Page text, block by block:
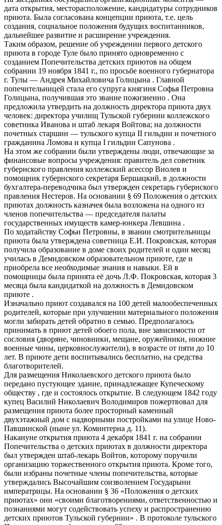
дата открытия, месторасположение, кандидатуры сотрудников
приюта. Была согласована концепции приюта, т.е. цель
создания, социальное положения будущих воспитанников,
дальнейшее развитие и расширение учреждения.
Таким образом, решение об учреждении первого детского
приюта в городе Туле было принято одновременно с
созданием Попечительства детских приютов на общем
собрании 19 ноября 1841 г., по просьбе военного губернатора
г. Тулы — Андрея Михайловича Голицына . Главной
попечительницей стала его супруга княгиня Софья Петровна
Голицына, получившая это звание пожизненно . Она
предложила утвердить на должность директора приюта двух
человек: директора училищ Тульской губернии коллежского
советника Иванова и штаб лекаря Войтова; на должности
почетных старшин — тульского купца II гильдии и почетного
гражданина Ломова и купца I гильдии Сапунова .
На этом же собрании были утверждены люди, отвечающие за
финансовые вопросы учреждения: правитель дел советник
губернского правления коллежский асессор Виолев и
помощник губернского секретаря Бершацкий, в должности
бухгалтера-переводчика был утвержден секретарь губернского
правления Нестеров. На основании § 69 Положения о детских
приютах должность казначея была возложена на одного из
членов попечительства — председателя палаты
государственных имуществ камер-юнкера Левшина .
По ходатайству Софьи Петровны, в звании смотрительницы
приюта была утверждена советница Е.И. Покровская, которая
получила образование в доме своих родителей и один месяц
училась в Демидовском образовательном приюте, где и
приобрела все необходимые знания и навыки. Ей в
помощницы была принята её дочь Л.Ф. Покровская, которая 3
месяца была кандидаткой на должность в Демидовском
приюте .
Изначально приют создавался на 100 детей малообеспеченных
родителей, которые при улучшении материального положения
могли забирать детей обратно в семью. Предполагалось
принимать в приют детей обоего пола, вне зависимости от
сословия (дворяне, чиновники, мещане, оружейники, нижние
военные чины, церковнослужители), в возрасте от пяти до 10
лет. В приюте дети воспитывались бесплатно, на средства
благотворителей.
Для размещения Николаевского детского приюта было
передано пустующее здание, принадлежащее Купеческому
обществу , где и состоялось открытие. В следующем 1842 году
купец Василий Николаевич Володимиров пожертвовал для
размещения приюта более просторный каменный
двухэтажный дом с надворными постройками на улице Ново-
Павшинской (ныне ул. Коминтерна д. 11).
Накануне открытия приюта 4 декабря 1841 г. на собрании
Попечительства о детских приютах в должности директора
был утвержден штаб-лекарь Войтов, которому поручили
организацию торжественного открытия приюта. Кроме того,
были избраны почетные члены попечительства, которые
утверждались Высочайшим соизволением Государыни
императрицы. На основании § 36 «Положения о детских
приютах» они «своими благотворениями, ответственностью и
познаниями могут содействовать успеху и распространению
детских приютов Тульской губернии» . В протоколе тульского